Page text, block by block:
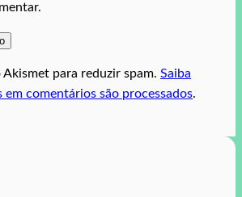
Akismet para reduzir spam. Saiba
em comentários são processados.